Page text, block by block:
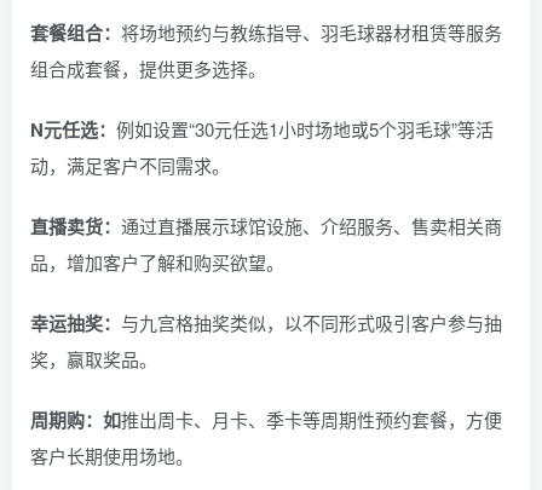
套餐组合： 将场地预约与教练指导、羽毛球器材租赁等服务
组合成套餐，提供更多选择。
N元任选： 例如设置“30元任选1小时场地或5个羽毛球”等活
动，满足客户不同需求。
直播卖货： 通过直播展示球馆设施、介绍服务、售卖相关商
品，增加客户了解和购买欲望。
幸运抽奖： 与九宫格抽奖类似，以不同形式吸引客户参与抽
奖，赢取奖品。
周期购：如推出周卡、月卡、季卡等周期性预约套餐，方便
客户长期使用场地。